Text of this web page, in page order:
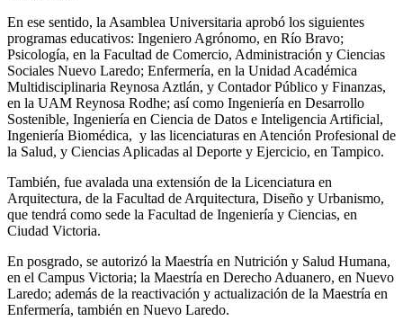
En ese sentido, la Asamblea Universitaria aprobó los siguientes
programas educativos: Ingeniero Agrónomo, en Río Bravo;
Psicología, en la Facultad de Comercio, Administración y Ciencias
Sociales Nuevo Laredo; Enfermería, en la Unidad Académica
Multidisciplinaria Reynosa Aztlán, y Contador Público y Finanzas,
en la UAM Reynosa Rodhe; así como Ingeniería en Desarrollo
Sostenible, Ingeniería en Ciencia de Datos e Inteligencia Artificial,
Ingeniería Biomédica, y las licenciaturas en Atención Profesional de
la Salud, y Ciencias Aplicadas al Deporte y Ejercicio, en Tampico.
También, fue avalada una extensión de la Licenciatura en
Arquitectura, de la Facultad de Arquitectura, Diseño y Urbanismo,
que tendrá como sede la Facultad de Ingeniería y Ciencias, en
Ciudad Victoria.
En posgrado, se autorizó la Maestría en Nutrición y Salud Humana,
en el Campus Victoria; la Maestría en Derecho Aduanero, en Nuevo
Laredo; además de la reactivación y actualización de la Maestría en
Enfermería, también en Nuevo Laredo.